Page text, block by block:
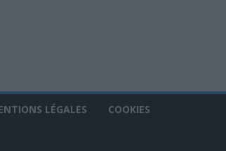
LÉGALES COOKIES